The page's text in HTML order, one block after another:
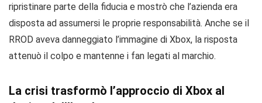
ripristinare parte della fiducia e mostrò che l’azienda era
disposta ad assumersi le proprie responsabilità. Anche se il
RROD aveva danneggiato l’immagine di Xbox, la risposta
attenuò il colpo e mantenne i fan legati al marchio.
La crisi trasformò l’approccio di Xbox al